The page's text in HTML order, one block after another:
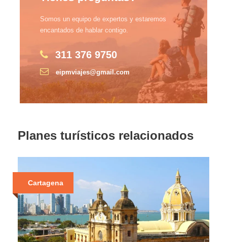
Somos un equipo de expertos y estaremos
encantados de hablar contigo.
311 376 9750
eipmviajes@gmail.com
Planes turísticos relacionados
Cartagena